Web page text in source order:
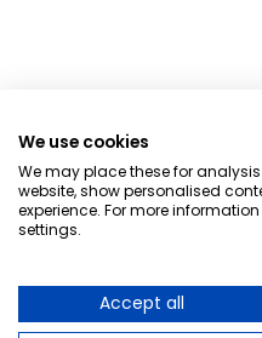
We use cookies
We may place these for
website, show personalised
experience. For more
settings.
Accept all